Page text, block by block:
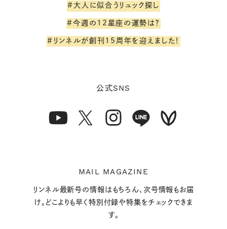
#大人に似合うリュック探し
#今週の12星座の運勢は？
#リンネルが創刊15周年を迎えました！
公式SNS
MAIL MAGAZINE
リンネル最新号の情報はもちろん、次号情報もお届
け。どこよりも早く特別付録や特集をチェックできま
す。